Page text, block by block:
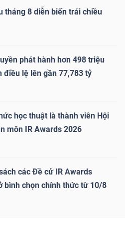
tháng 8 diễn biến trái chiều
phát hành hơn 498 triệu
điều lệ lên gần 77,783 tỷ
học thuật là thành viên Hội
môn IR Awards 2026
các Đề cử IR Awards
bình chọn chính thức từ 10/8